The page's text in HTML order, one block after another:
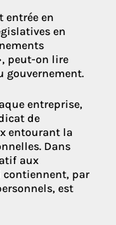
entrée en
en
peut-on lire
gouvernement.
entreprise,
de
entourant la
Dans
aux
contiennent, par
est